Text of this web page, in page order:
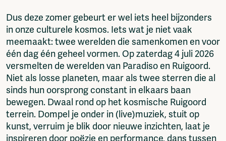
Dus deze zomer gebeurt er wel iets heel bijzonders
in onze culturele kosmos. Iets wat je niet vaak
meemaakt: twee werelden die samenkomen en voor
één dag één geheel vormen. Op zaterdag 4 juli 2026
versmelten de werelden van Paradiso en Ruigoord.
Niet als losse planeten, maar als twee sterren die al
sinds hun oorsprong constant in elkaars baan
bewegen. Dwaal rond op het kosmische Ruigoord
terrein. Dompel je onder in (live)muziek, stuit op
kunst, verruim je blik door nieuwe inzichten, laat je
inspireren door poëzie en performance, dans tussen